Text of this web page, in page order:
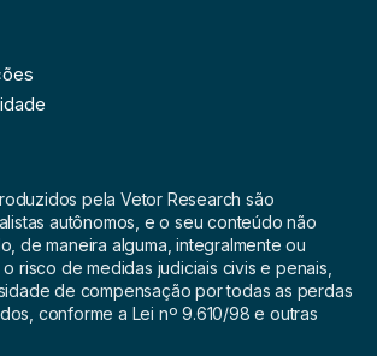
pela Vetor Research são
autônomos, e o seu conteúdo não
de maneira alguma, integralmente ou
risco de medidas judiciais civis e penais,
de compensação por todas as perdas
conforme a Lei nº 9.610/98 e outras